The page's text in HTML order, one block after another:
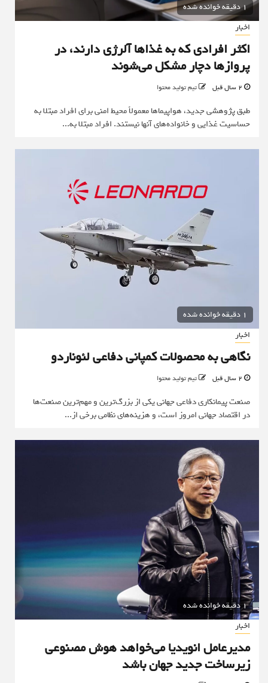
1 دقیقه خوانده شده
اخبار
اکثر افرادی که به غذاها آلرژی دارند، در
پروازها دچار مشکل می‌شوند
تیم تولید محتوا
طبق پژوهشی جدید، هواپیماها معمولاً محیط امنی برای افراد مبتلا به
حساسیت غذایی و خانواده‌های آنها نیستند. افراد مبتلا به...
1 دقیقه خوانده شده
اخبار
نگاهی به محصولات کمپانی دفاعی لئوناردو
تیم تولید محتوا
صنعت پیمانکاری دفاعی جهانی یکی از بزرگ‌ترین و مهم‌ترین صنعت‌ها
در اقتصاد جهانی امروز است، و هزینه‌های نظامی برخی از...
1 دقیقه خوانده شده
اخبار
مدیرعامل انویدیا می‌خواهد هوش مصنوعی
زیرساخت جدید جهان باشد